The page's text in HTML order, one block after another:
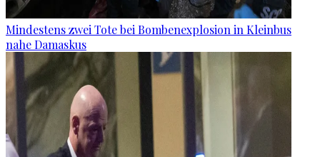
Mindestens zwei Tote bei Bombenexplosion in Kleinbus
nahe Damaskus